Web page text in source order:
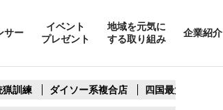
サー
イベント
プレゼント
地域を元気に
する取り組み
企業紹介
猟訓練 ダイソー系複合店 四国最大スリコ